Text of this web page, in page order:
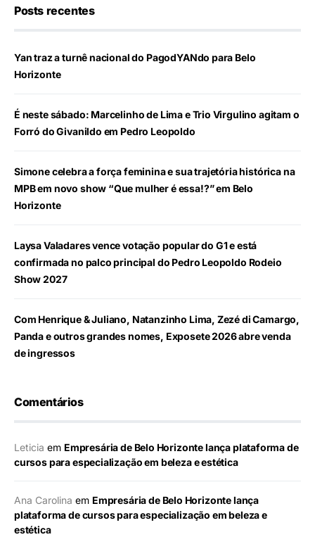
Posts recentes
Yan traz a turnê nacional do PagodYANdo para Belo
Horizonte
É neste sábado: Marcelinho de Lima e Trio Virgulino agitam o
Forró do Givanildo em Pedro Leopoldo
Simone celebra a força feminina e sua trajetória histórica na
MPB em novo show “Que mulher é essa!?” em Belo
Horizonte
Laysa Valadares vence votação popular do G1 e está
confirmada no palco principal do Pedro Leopoldo Rodeio
Show 2027
Com Henrique & Juliano, Natanzinho Lima, Zezé di Camargo,
Panda e outros grandes nomes, Exposete 2026 abre venda
de ingressos
Comentários
Leticia em Empresária de Belo Horizonte lança plataforma de
cursos para especialização em beleza e estética
Ana Carolina em Empresária de Belo Horizonte lança
plataforma de cursos para especialização em beleza e
estética